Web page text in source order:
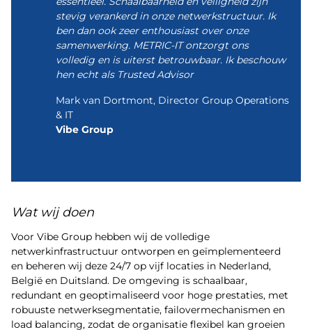
stevig verankerd in onze netwerkstructuur. Ik
ben dan ook zeer enthousiast over onze
samenwerking. METRIC-IT ontzorgt ons
volledig en is uiterst betrouwbaar. Ik beschouw
hen echt als Trusted Advisor
Mark van Dortmont, Director Group Operations
& IT
Vibe Group
Wat wij doen
Voor Vibe Group hebben wij de volledige
netwerkinfrastructuur ontworpen en geïmplementeerd
en beheren wij deze 24/7 op vijf locaties in Nederland,
België en Duitsland. De omgeving is schaalbaar,
redundant en geoptimaliseerd voor hoge prestaties, met
robuuste netwerksegmentatie, failovermechanismen en
load balancing, zodat de organisatie flexibel kan groeien